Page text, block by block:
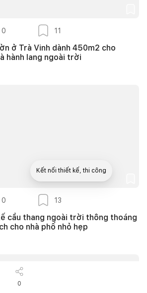
0 11
ở Trà Vinh dành 450m2 cho
hành lang ngoài trời
0 13
cầu thang ngoài trời thông thoáng
cho nhà phố nhỏ hẹp
0
Kết nối thiết kế, thi công
Mua sắm hoàn thiện nhà